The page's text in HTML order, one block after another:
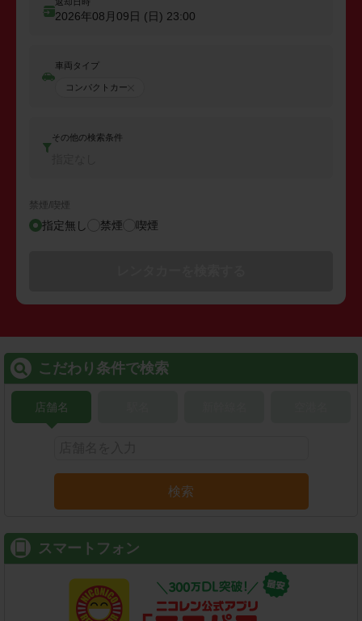
2026年08月09日 (日) 23:00
車両タイプ
コンパクトカー
その他の検索条件
禁煙/喫煙
指定無し 禁煙 喫煙
こだわり条件で検索
店舗名
検索
スマートフォン